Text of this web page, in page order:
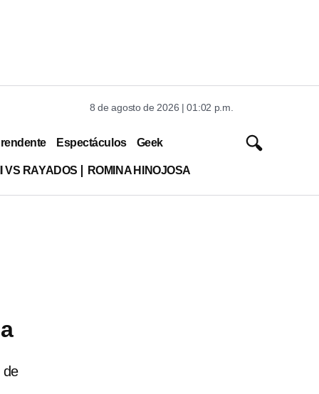
8 de agosto de 2026 | 01:02 p.m.
Espectáculos Geek
VS RAYADOS ROMINA HINOJOSA
de